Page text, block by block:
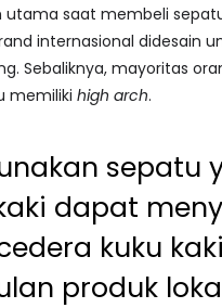
utama saat membeli
internasional didesain
Sebaliknya, mayoritas
memiliki high arch.
sepatu
dapat
kuku
produk